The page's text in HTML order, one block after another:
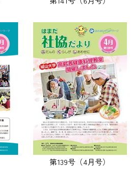
第139号（4月号）